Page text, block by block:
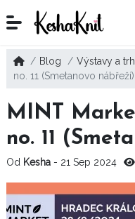
Blog Výstavy a
no. 11 (Smetanovo nábřeží)
MINT
no. 11
Od Kesha - 21 Sep 2024